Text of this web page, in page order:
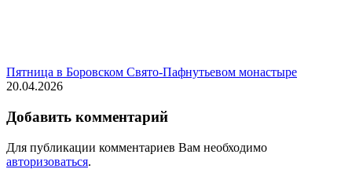
Пятница в Боровском Свято-Пафнутьевом монастыре
20.04.2026
Добавить комментарий
Для публикации комментариев Вам необходимо
авторизоваться.